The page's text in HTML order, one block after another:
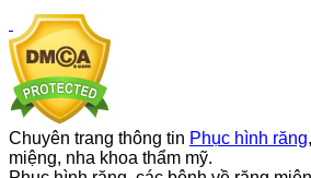
Chuyên trang thông tin Phục hình răng
miệng, nha khoa thẩm mỹ.